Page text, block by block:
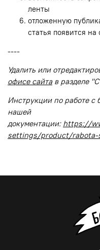
ленты
отложенную
статья появится на
----
Удалить или
офисе сайтав разделе
Инструкции по работе с
нашей
документации: https://
settings/product/rabota-